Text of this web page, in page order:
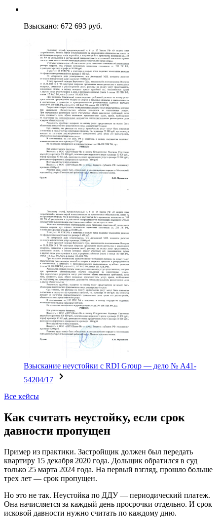
Взыскано: 672 693 руб.
Взыскание неустойки c RDI Group — дело № А41-
54204/17
Все кейсы
Как считать неустойку, если срок
давности пропущен
Пример из практики. Застройщик должен был передать
квартиру 15 декабря 2020 года. Дольщик обратился в суд
только 25 марта 2024 года. На первый взгляд, прошло больше
трех лет — срок пропущен.
Но это не так. Неустойка по ДДУ — периодический платеж.
Она начисляется за каждый день просрочки отдельно. И срок
исковой давности нужно считать по каждому дню.